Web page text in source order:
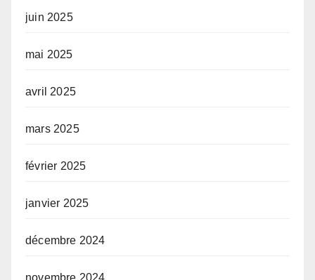
juin 2025
mai 2025
avril 2025
mars 2025
février 2025
janvier 2025
décembre 2024
novembre 2024